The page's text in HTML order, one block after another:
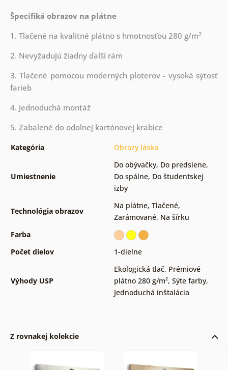
Špecifiká obrazov na plátne
1. Tlačené na kvalitné plátno s hmotnosťou 280 g/m2
2. Nevyžadujú žiadny ďalší rám
3. Tlačené pomocou moderných ploterov - vysoká sýtosť
farieb
4. Jednoduchá montáž
5. Zabalené do odolnej kartónovej krabice
Kategória Obrazy láska
Umiestnenie
Do obývačky, Do predsiene,
Do spálne, Do študentskej
izby
Technológia obrazov
Na plátne, Tlačené,
Zarámované, Na šírku
Farba
Počet dielov
1-dielne
Výhody USP
Ekologická tlač, Prémiové
plátno 280 g/m², Sýte farby,
Jednoduchá inštalácia
Z rovnakej kolekcie